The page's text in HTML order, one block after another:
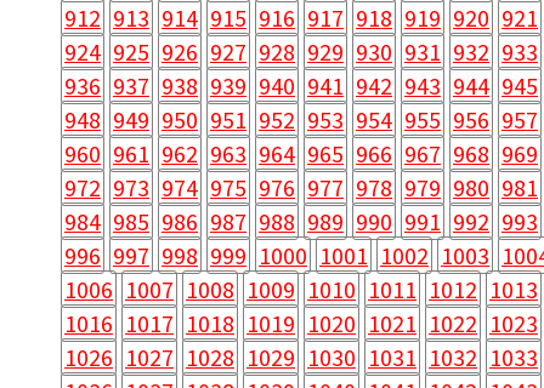
912 913 914 915 916 917 918 919 920 921
924 925 926 927 928 929 930 931 932 933
936 937 938 939 940 941 942 943 944 945
948 949 950 951 952 953 954 955 956 957
960 961 962 963 964 965 966 967 968 969
972 973 974 975 976 977 978 979 980 981
984 985 986 987 988 989 990 991 992 993
996 997 998 999 1000 1001 1002 1003
1006 1007 1008 1009 1010 1011 1012 1013
1016 1017 1018 1019 1020 1021 1022 1023
1026 1027 1028 1029 1030 1031 1032 1033